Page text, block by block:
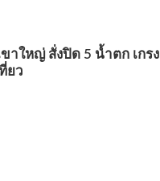
าใหญ่ สั่งปิด 5 น้ำตก เกรง
ยว